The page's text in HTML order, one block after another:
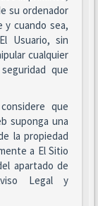
su ordenador
cuando sea,
Usuario, sin
cualquier
que
que
suponga una
la propiedad
a El Sitio
apartado de
Legal y